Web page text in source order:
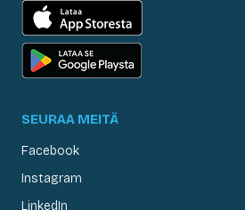
SEURAA MEITÄ
Facebook
Instagram
LinkedIn